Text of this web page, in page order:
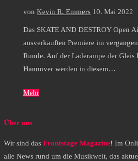
von Kevin R. Emmers 10. Mai 2022
Das SKATE AND DESTROY Open
ausverkauften Premiere im
Runde. Auf der Laderampe der Gleis
Hannover werden in diesem…
Mehr
Über uns
Wir sind das Frontstage Magazine! Im
alle News rund um die Musikwelt, das